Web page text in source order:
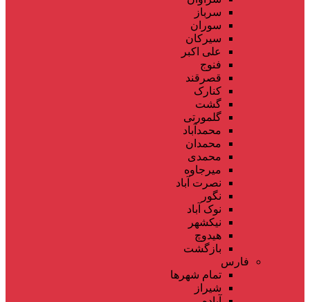
سرباز
سوران
سیرکان
علی اکبر
فنوج
قصرقند
کنارک
گشت
گلمورتی
محمدآباد
محمدان
محمدی
میرجاوه
نصرت آباد
نگور
نوک آباد
نیکشهر
هیدوچ
بازگشت
فارس
تمام شهر‌ها
شیراز